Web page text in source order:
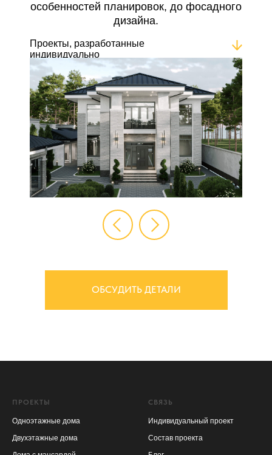
особенностей планировок, до фосадного
дизайна.
ОБСУДИТЬ ДЕТАЛИ
Проекты, разработанные
индивидуально
ПРОЕКТЫ
Одноэтажные дома
Двухэтажные дома
СВЯЗЬ
Индивидуальный проект
Состав проекта